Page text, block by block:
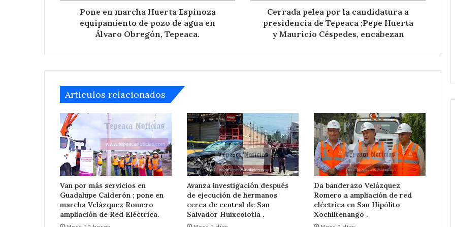
Pone en marcha Huerta Espinoza
equipamiento de pozo de agua en
Álvaro Obregón, Tepeaca.
Huerta
Mauricio
Cerrada pelea por la candidatura a
presidencia de Tepeaca ;Pepe Huerta
y Mauricio Céspedes, encabezan
Articulos relacionados
Van por más servicios en
Guadalupe Calderón ; pone en
marcha Velázquez Romero
ampliación de Red Eléctrica.
Avanza investigación después
de ejecución de hermanos
cerca de central de San
Salvador Huixcolotla .
Da banderazo Velázquez
Romero a ampliación de red
eléctrica en San Hipólito
Xochiltenango .
Ampliará
edil
de
Tepeaca
eléctrica
San
Hace 3 días
Ampliará edil de Tepeaca red
Van
por
más
servicios
en
Guadalupe
Calderón
Hace 22 horas
Van por más servicios en
Guadalupe Calderón ; pone en